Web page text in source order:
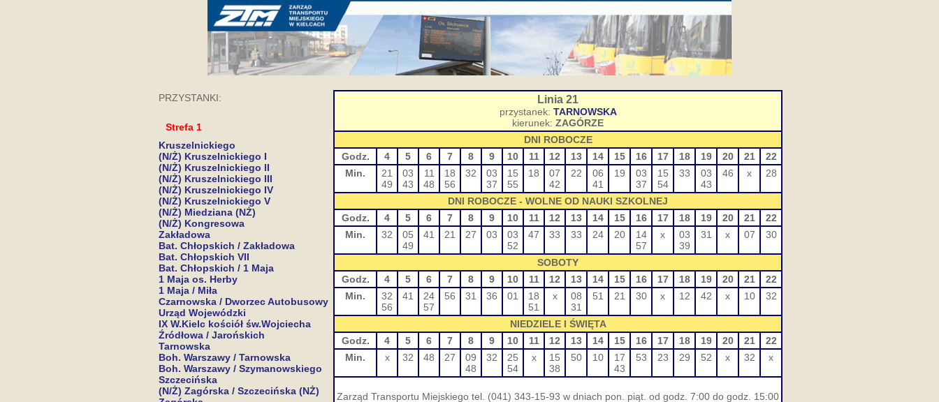
PRZYSTANKI:
Strefa 1
Kruszelnickiego
(N/Ż) Kruszelnickiego I
(N/Ż) Kruszelnickiego II
(N/Ż) Kruszelnickiego III
(N/Ż) Kruszelnickiego IV
(N/Ż) Kruszelnickiego V
(N/Ż) Miedziana (NŻ)
(N/Ż) Kongresowa
Zakładowa
Bat. Chłopskich / Zakładowa
Bat. Chłopskich VII
Bat. Chłopskich / 1 Maja
1 Maja os. Herby
1 Maja / Miła
Czarnowska / Dworzec Autobusowy
Urząd Wojewódzki
IX W.Kielc kościół św.Wojciecha
Źródłowa / Jarońskich
Tarnowska
Boh. Warszawy / Tarnowska
Boh. Warszawy / Szymanowskiego
Szczecińska
(N/Ż) Zagórska / Szczecińska (NŻ)
Linia 21
przystanek: TARNOWSKA
kierunek: ZAGÓRZE
DNI ROBOCZE
Godz.
4 5 6 7 8 9 10 11 12 13 14 15 16 17 18 19 20 21
22
Min.
21
49
03
43
11
48
18
56
32
03
37
15
55
18
07
42
22
06
41
19
03
37
15
54
33
03
43
46 x 28
DNI ROBOCZE - WOLNE OD NAUKI SZKOLNEJ
Godz.
4 5 6 7 8 9 10 11 12 13 14 15 16 17 18 19 20 21
22
Min.
32
05
49
41 21 27 03
03
52
47 33 33 24 20
14
57
x
03
39
31 x 07 30
SOBOTY
Godz.
4 5 6 7 8 9 10 11 12 13 14 15 16 17 18 19 20 21
22
Min.
32
56
41
24
57
56 31 36 01
18
51
x
08
31
51 21 30 x 12 42 x 10 32
NIEDZIELE I ŚWIĘTA
Godz.
4 5 6 7 8 9 10 11 12 13 14 15 16 17 18 19 20 21
22
Min.
x 32 48 27
09
48
32
25
54
x
15
38
50 10
17
43
53 23 29 52 x 32 x
Zarząd Transportu Miejskiego tel. (041) 343-15-93 w dniach pon. piąt. od godz. 7:00 do godz. 15:00